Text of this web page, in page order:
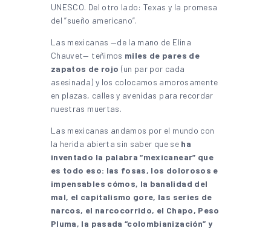
UNESCO. Del otro lado: Texas y la promesa
del ”sueño americano”.
Las mexicanas —de la mano de Elina
Chauvet— teñimos miles de pares de
zapatos de rojo (un par por cada
asesinada) y los colocamos amorosamente
en plazas, calles y avenidas para recordar
nuestras muertas.
Las mexicanas andamos por el mundo con
la herida abierta sin saber que se ha
inventado la palabra “mexicanear” que
es todo eso: las fosas, los dolorosos e
impensables cómos, la banalidad del
mal, el capitalismo gore, las series de
narcos, el narcocorrido, el Chapo, Peso
Pluma, la pasada “colombianización” y